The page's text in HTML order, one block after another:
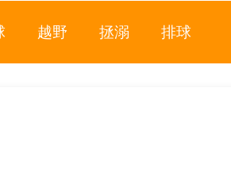
越野 拯溺 排球